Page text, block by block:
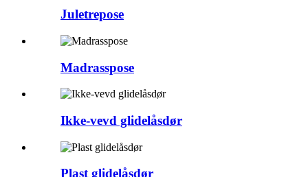
Juletrepose
Madrasspose
Ikke-vevd glidelåsdør
Plast glidelåsdør